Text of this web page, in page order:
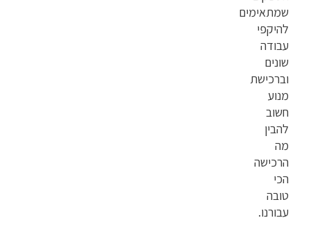
שמתאימים
להיקפי
עבודה
שונים
וברכישת
מנוע
חשוב
להבין
מה
הרכישה
הכי
טובה
עבורנו.